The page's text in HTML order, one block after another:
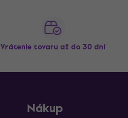
Vrátenie tovaru až do 30 dní
Nákup